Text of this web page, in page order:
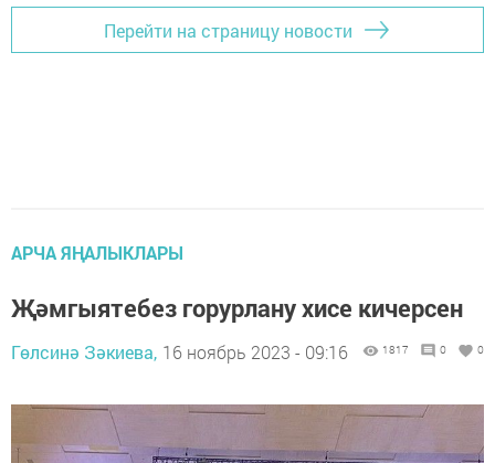
Перейти на страницу новости
АРЧА ЯҢАЛЫКЛАРЫ
Җәмгыятебез горурлану хисе кичерсен
Гөлсинә Зәкиева, 16 ноябрь 2023 - 09:16 1817 0 0